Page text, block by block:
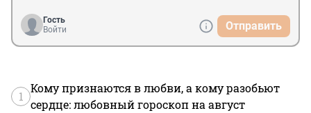
Гость
Войти
Отправить
1
Кому признаются в любви, а кому разобьют
сердце: любовный гороскоп на август